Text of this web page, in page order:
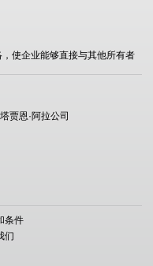
使企业能够直接与其他所有者
贾恩·阿拉公司
条件
们